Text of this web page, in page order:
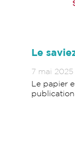
Le
7 mai 2025
Le papier